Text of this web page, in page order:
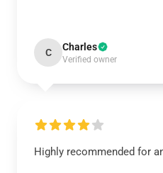
C Charles
Verified owner
Highly recommended for